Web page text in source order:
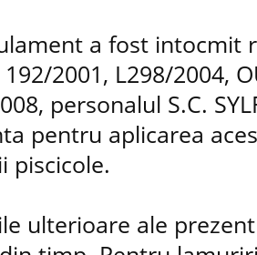
a fost intocmit
2001, L298/2004,
personalul S.C.
pentru aplicarea
piscicole.
ulterioare ale